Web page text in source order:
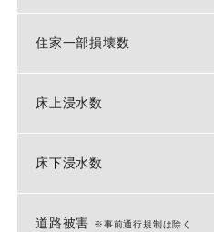
住家一部損壊数
床上浸水数
床下浸水数
道路被害 ※事前通行規制は除く